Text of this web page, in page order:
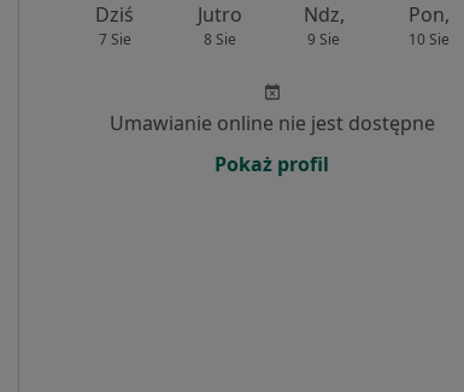
Dziś
7 Sie
Jutro
8 Sie
Ndz,
9 Sie
Pon,
10 Sie
Umawianie online nie jest dostępne
Pokaż profil